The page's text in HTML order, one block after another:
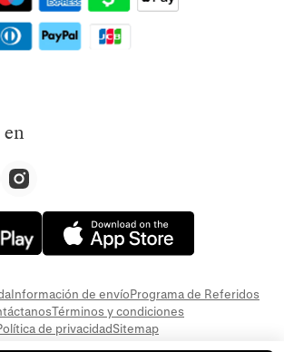
en
Información de envíoPrograma de Referidos
Términos y condiciones
de privacidadSitemap